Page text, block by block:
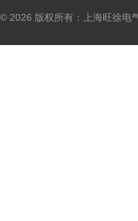
© 2026 版权所有：上海旺徐电